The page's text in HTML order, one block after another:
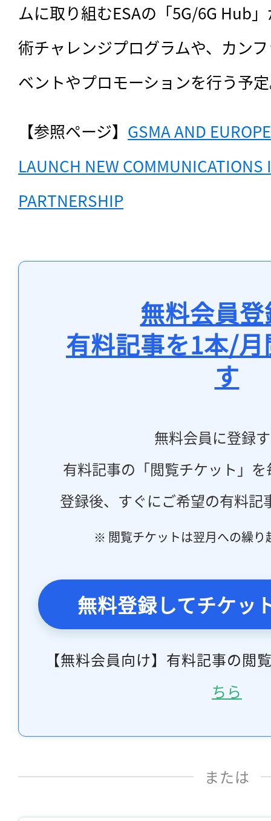
ムに取り組むESAの「5G/6G Hub
術チャレンジプログラムや、カン
ベントやプロモーションを行う予
【参照ページ】 GSMA AND
LAUNCH NEW COMMUNICATIONS
PARTNERSHIP
無料会員
有料記事を1本/
す
無料会員に登録
有料記事の「閲覧チケット」
登録後、すぐにご希望の有料記
※ 閲覧チケットは翌月への繰り
無料登録してチケッ
【無料会員向け】有料記事の閲
ちら
または